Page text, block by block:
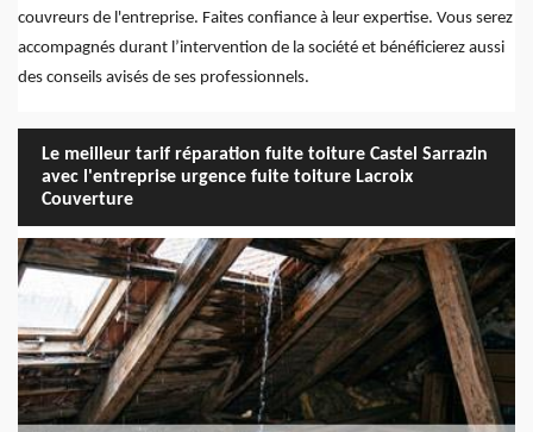
couvreurs de l'entreprise. Faites confiance à leur expertise. Vous serez
accompagnés durant l’intervention de la société et bénéficierez aussi
des conseils avisés de ses professionnels.
Le meilleur tarif réparation fuite toiture Castel Sarrazin
avec l'entreprise urgence fuite toiture Lacroix
Couverture